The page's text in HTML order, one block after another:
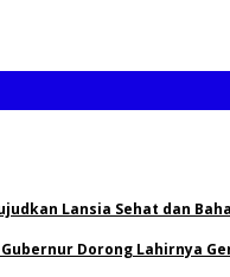
Lansia Sehat dan
Dorong Lahirnya